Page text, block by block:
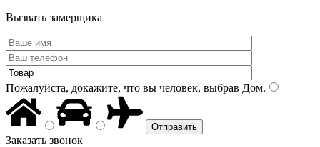
Вызвать замерщика
Пожалуйста, докажите, что вы человек, выбрав Дом.
Заказать звонок